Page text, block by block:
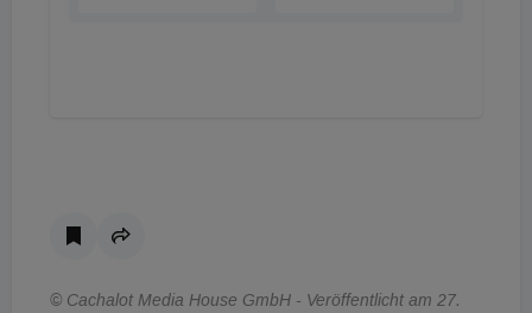
© Cachalot Media House GmbH - Veröffentlicht am 27.